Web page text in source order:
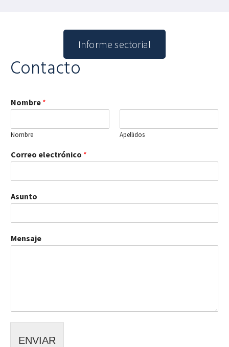
Informe sectorial
Contacto
Nombre *
Nombre Apellidos
Correo electrónico *
Asunto
Mensaje
ENVIAR